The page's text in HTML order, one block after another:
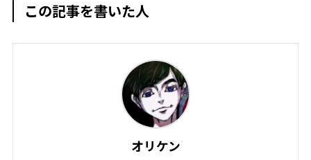
この記事を書いた人
オリケン